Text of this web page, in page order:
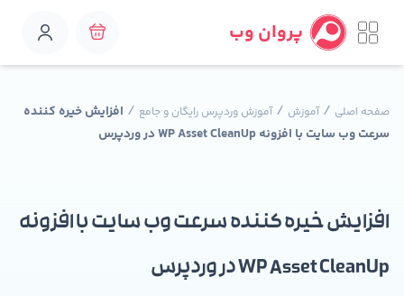
پروان وب
صفحه اصلی /آموزش /آموزش وردپرس رایگان و جامع / افزایش خیره کننده
سرعت وب سایت با افزونه WP Asset CleanUp در وردپرس
افزایش خیره کننده سرعت وب سایت با افزونه
WP Asset CleanUp در وردپرس